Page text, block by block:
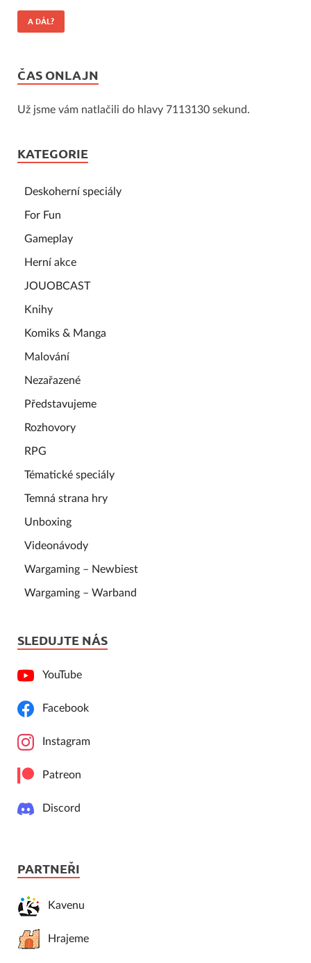
A DÁL?
ČAS ONLAJN
Už jsme vám natlačili do hlavy 7113130 sekund.
KATEGORIE
Deskoherní speciály
For Fun
Gameplay
Herní akce
JOUOBCAST
Knihy
Komiks & Manga
Malování
Nezařazené
Představujeme
Rozhovory
RPG
Tématické speciály
Temná strana hry
Unboxing
Videonávody
Wargaming – Newbiest
Wargaming – Warband
SLEDUJTE NÁS
YouTube
Facebook
Instagram
Patreon
Discord
PARTNEŘI
Kavenu
Hrajeme